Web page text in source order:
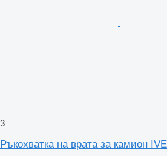
3
Ръкохватка на врата за камион